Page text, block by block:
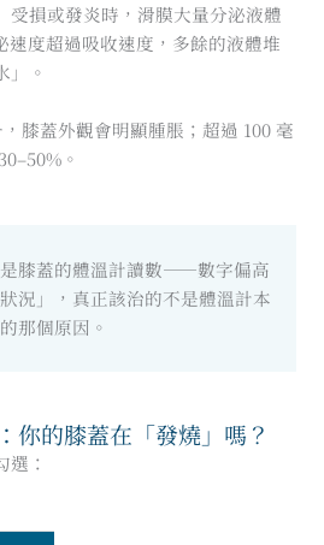
受損或發炎時，滑膜大量分泌液體
度超過吸收速度，多餘的液體堆
」。
膝蓋外觀會明顯腫脹；超過 100 毫
。
膝蓋的體溫計讀數——數字偏高
況」，真正該治的不是體溫計本
那個原因。
你的膝蓋在「發燒」嗎？
選：